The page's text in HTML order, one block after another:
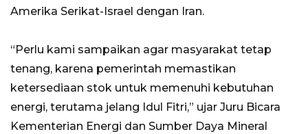
Amerika Serikat-Israel dengan Iran.
“Perlu kami sampaikan agar masyarakat tetap
tenang, karena pemerintah memastikan
ketersediaan stok untuk memenuhi kebutuhan
energi, terutama jelang Idul Fitri,” ujar Juru Bicara
Kementerian Energi dan Sumber Daya Mineral